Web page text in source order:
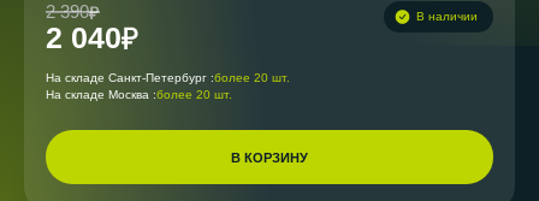
2 390
2 040
В наличии
На складе Санкт-Петербург :более 20 шт.
На складе Москва :более 20 шт.
В КОРЗИНУ